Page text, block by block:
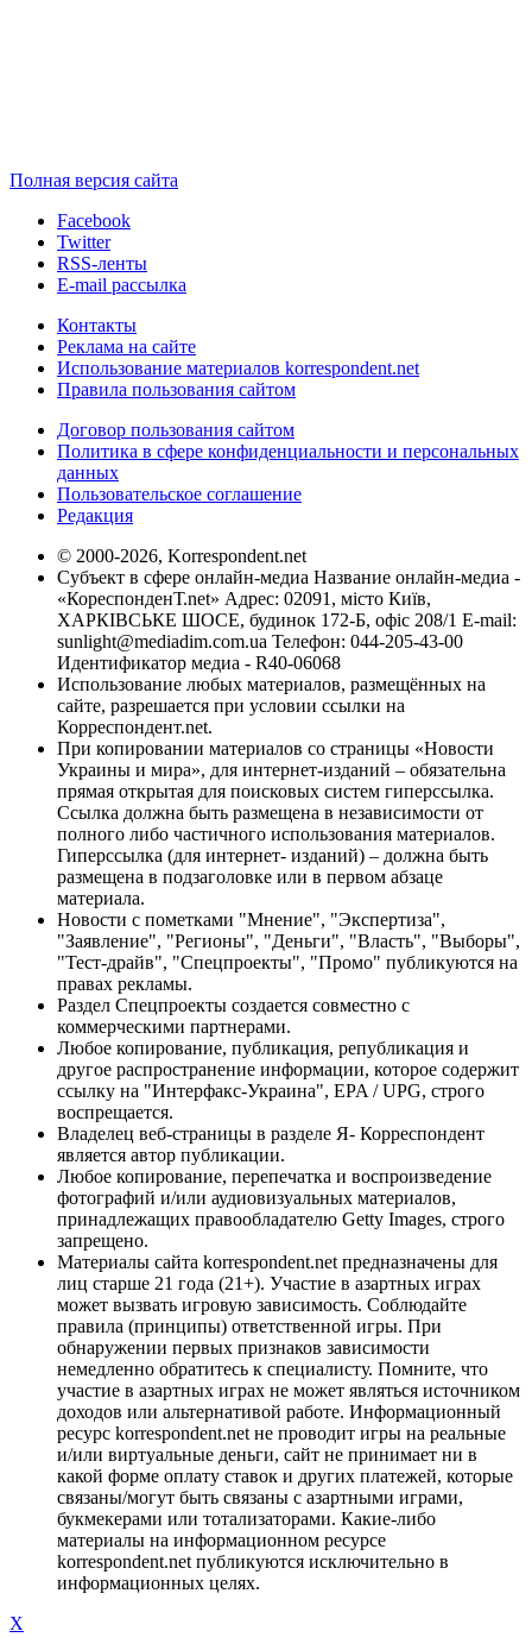
Полная версия сайта
Facebook
Twitter
RSS-ленты
E-mail рассылка
Контакты
Реклама на сайте
Использование материалов korrespondent.net
Правила пользования сайтом
Договор пользования сайтом
Политика в сфере конфиденциальности и персональных
данных
Пользовательское соглашение
Редакция
© 2000-2026, Korrespondent.net
Субъект в сфере онлайн-медиа Название онлайн-медиа -
«КореспонденТ.net» Адрес: 02091, місто Київ,
ХАРКІВСЬКЕ ШОСЕ, будинок 172-Б, офіс 208/1 E-mail:
sunlight@mediadim.com.ua Телефон: 044-205-43-00
Идентификатор медиа - R40-06068
Использование любых материалов, размещённых на
сайте, разрешается при условии ссылки на
Корреспондент.net.
При копировании материалов со страницы «Новости
Украины и мира», для интернет-изданий – обязательна
прямая открытая для поисковых систем гиперссылка.
Ссылка должна быть размещена в независимости от
полного либо частичного использования материалов.
Гиперссылка (для интернет- изданий) – должна быть
размещена в подзаголовке или в первом абзаце
материала.
Новости с пометками "Мнение", "Экспертиза",
"Заявление", "Регионы", "Деньги", "Власть", "Выборы",
"Тест-драйв", "Спецпроекты", "Промо" публикуются на
правах рекламы.
Раздел Спецпроекты создается совместно с
коммерческими партнерами.
Любое копирование, публикация, републикация и
другое распространение информации, которое содержит
ссылку на "Интерфакс-Украина", EPA / UPG, строго
воспрещается.
Владелец веб-страницы в разделе Я- Корреспондент
является автор публикации.
Любое копирование, перепечатка и воспроизведение
фотографий и/или аудиовизуальных материалов,
принадлежащих правообладателю Getty Images, строго
запрещено.
Материалы сайта korrespondent.net предназначены для
лиц старше 21 года (21+). Участие в азартных играх
может вызвать игровую зависимость. Соблюдайте
правила (принципы) ответственной игры. При
обнаружении первых признаков зависимости
немедленно обратитесь к специалисту. Помните, что
участие в азартных играх не может являться источником
доходов или альтернативой работе. Информационный
ресурс korrespondent.net не проводит игры на реальные
и/или виртуальные деньги, сайт не принимает ни в
какой форме оплату ставок и других платежей, которые
связаны/могут быть связаны с азартными играми,
букмекерами или тотализаторами. Какие-либо
материалы на информационном ресурсе
korrespondent.net публикуются исключительно в
информационных целях.
X